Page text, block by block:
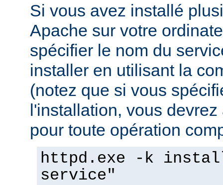
Si vous avez installé
Apache sur votre
spécifier le nom du
installer en utilisant la
(notez que si vous
l'installation, vous
pour toute opération
httpd.exe -k
service"